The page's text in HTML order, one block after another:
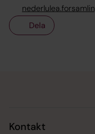
Dela
Kontakt